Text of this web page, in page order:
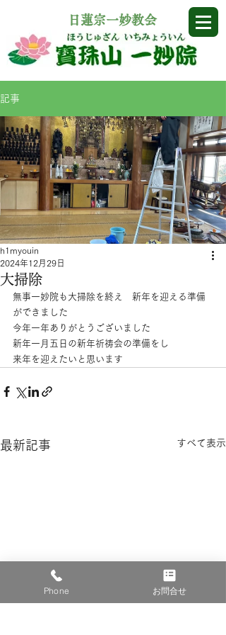
​日蓮宗一妙教会
記事
大掃除
h1myouin
2024年12月29日
無事一妙院も大掃除を終え　新年を迎える準備
ができました
今年一年ありがとうございました
新年一月五日の新年祈祷会の準備をし
来年を迎えたいと思います
最新記事 すべて表示
Phone お問合せ